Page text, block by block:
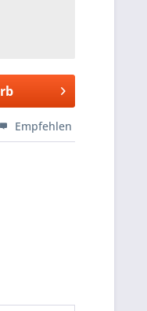
Empfehlen